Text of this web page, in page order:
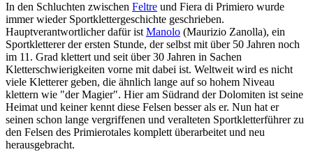
In den Schluchten zwischen Feltre und Fiera di Primiero wurde
immer wieder Sportklettergeschichte geschrieben.
Hauptverantwortlicher dafür ist Manolo (Maurizio Zanolla), ein
Sportkletterer der ersten Stunde, der selbst mit über 50 Jahren noch
im 11. Grad klettert und seit über 30 Jahren in Sachen
Kletterschwierigkeiten vorne mit dabei ist. Weltweit wird es nicht
viele Kletterer geben, die ähnlich lange auf so hohem Niveau
klettern wie "der Magier". Hier am Südrand der Dolomiten ist seine
Heimat und keiner kennt diese Felsen besser als er. Nun hat er
seinen schon lange vergriffenen und veralteten Sportkletterführer zu
den Felsen des Primierotales komplett überarbeitet und neu
herausgebracht.